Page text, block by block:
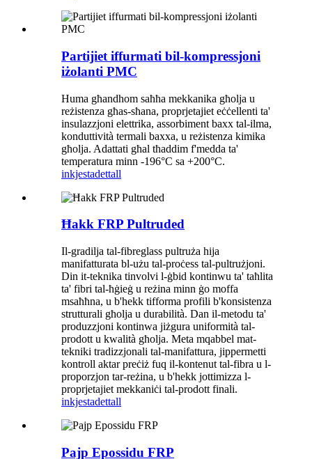
Partijiet iffurmati bil-kompressjoni
iżolanti PMC
Huma għandhom saħħa mekkanika għolja u
reżistenza għas-sħana, proprjetajiet eċċellenti ta'
insulazzjoni elettrika, assorbiment baxx tal-ilma,
konduttività termali baxxa, u reżistenza kimika
għolja. Adattati għal tħaddim f'medda ta'
temperatura minn -196°C sa +200°C.
inkjestadettall
Ħakk FRP Pultruded
Il-gradilja tal-fibreglass pultruża hija
manifatturata bl-użu tal-proċess tal-pultrużjoni.
Din it-teknika tinvolvi l-ġbid kontinwu ta' taħlita
ta' fibri tal-ħġieġ u reżina minn ġo moffa
msaħħna, u b'hekk tifforma profili b'konsistenza
strutturali għolja u durabilità. Dan il-metodu ta'
produzzjoni kontinwa jiżgura uniformità tal-
prodott u kwalità għolja. Meta mqabbel mat-
tekniki tradizzjonali tal-manifattura, jippermetti
kontroll aktar preċiż fuq il-kontenut tal-fibra u l-
proporzjon tar-reżina, u b'hekk jottimizza l-
proprjetajiet mekkaniċi tal-prodott finali.
inkjestadettall
Pajp Epossidu FRP